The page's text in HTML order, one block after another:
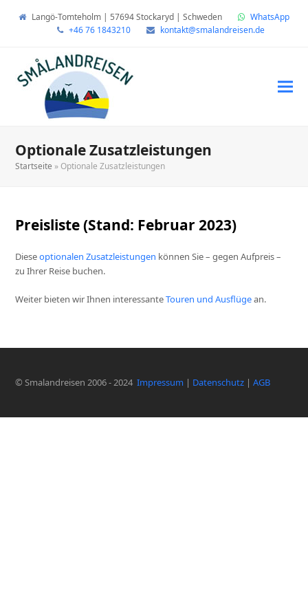
Langö-Tomteholm | 57694 Stockaryd | Schweden
WhatsApp
+46 76 1843210
kontakt@smalandreisen.de
Optionale Zusatzleistungen
Startseite » Optionale Zusatzleistungen
Preisliste (Stand: Februar 2023)
Dieseoptionalen Zusatzleistungen können Sie – gegen Aufpreis –
zu Ihrer Reise buchen.
Weiter bieten wir Ihnen interessanteTouren und Ausflügean.
© Smalandreisen 2006 - 2024Impressum | Datenschutz |AGB